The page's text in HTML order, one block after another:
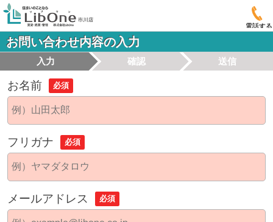
電話する
お問い合わせ内容の入力
入力 確認 送信
お名前 必須
フリガナ 必須
メールアドレス 必須